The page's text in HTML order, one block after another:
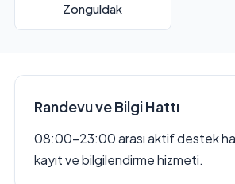
Zonguldak
Randevu ve Bilgi Hattı
08:00–23:00 arası aktif destek
kayıt ve bilgilendirme hizmeti.